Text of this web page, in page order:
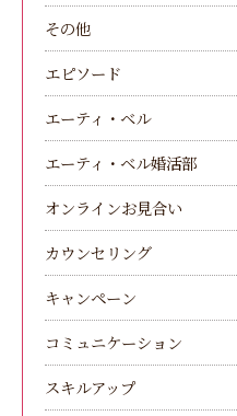
その他
エピソード
エーティ・ベル
エーティ・ベル婚活部
オンラインお見合い
カウンセリング
キャンペーン
コミュニケーション
スキルアップ